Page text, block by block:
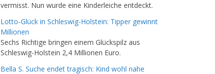
vermisst. Nun wurde eine Kinderleiche entdeckt.
Lotto-Glück in Schleswig-Holstein: Tipper gewinnt
Millionen
Sechs Richtige bringen einem Glückspilz aus
Schleswig-Holstein 2,4 Millionen Euro.
Bella S. Suche endet tragisch: Kind wohl nahe